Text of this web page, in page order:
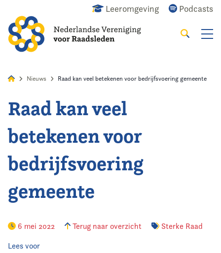
Leeromgeving Podcasts
Zoeken
Home
Agenda
Nieuws
Opleiding
Nieuws Raad kan veel betekenen voor bedrijfsvoering gemeente
Raad kan veel
betekenen voor
bedrijfsvoering
gemeente
6 mei 2022 Terug naar overzicht Sterke Raad
Lees voor